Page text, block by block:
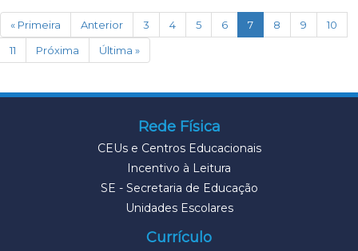
« Primeira Anterior 3 4 5 6 7(current)
8 9
10
11
Próxima Última »
Rede Física
CEUs e Centros Educacionais
Incentivo à Leitura
SE - Secretaria de Educação
Unidades Escolares
Currículo